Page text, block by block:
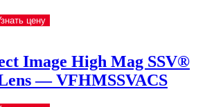
цену
Image High Mag SSV®
— VFHMSSVACS